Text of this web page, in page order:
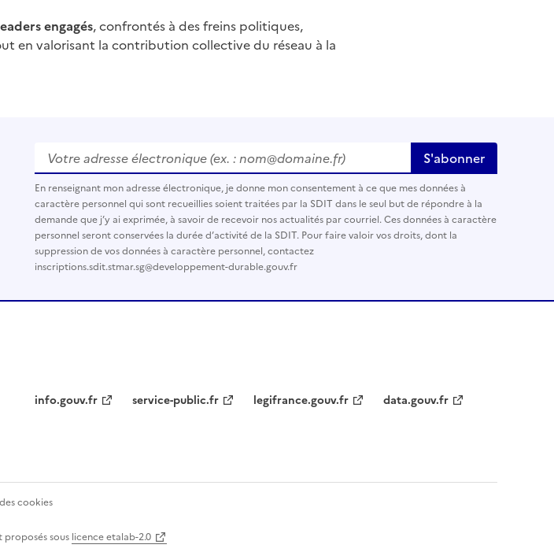
engagés, confrontés à des freins politiques,
en valorisant la contribution collective du réseau à la
Votre adresse électronique (ex. : nom@domaine.fr)* S'abonner
En renseignant mon adresse électronique, je donne mon consentement à ce que mes données à
caractère personnel qui sont recueillies soient traitées par la SDIT dans le seul but de répondre à la
demande que j’y ai exprimée, à savoir de recevoir nos actualités par courriel. Ces données à caractère
personnel seront conservées la durée d’activité de la SDIT. Pour faire valoir vos droits, dont la
suppression de vos données à caractère personnel, contactez
inscriptions.sdit.stmar.sg@developpement-durable.gouv.fr
info.gouv.fr service-public.fr legifrance.gouv.fr data.gouv.fr
cookies
sous licence etalab-2.0